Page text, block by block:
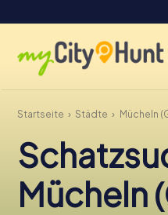
Startseite Städte Mücheln
Mücheln